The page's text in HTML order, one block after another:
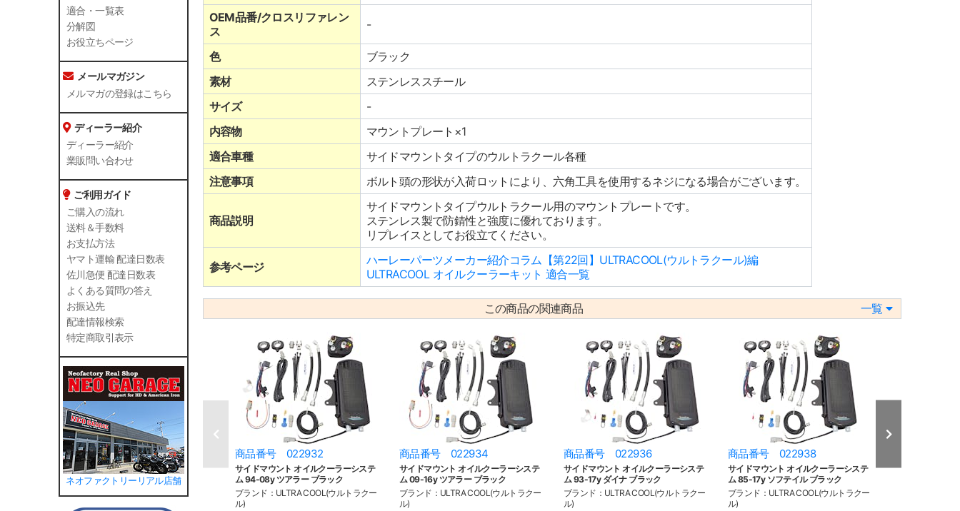
適合・一覧表
分解図
お役立ちページ
メールマガジン
メルマガの登録はこちら
ディーラー紹介
ディーラー紹介
業販問い合わせ
ご利用ガイド
ご購入の流れ
送料＆手数料
お支払方法
ヤマト運輸 配達日数表
佐川急便 配達日数表
よくある質問の答え
お振込先
配達情報検索
特定商取引表示
ネオファクトリーリアル店舗
OEM品番/クロスリファレン
ス
-
色
ブラック
素材
ステンレススチール
サイズ
-
内容物
マウントプレート×1
適合車種
サイドマウントタイプのウルトラクール各種
注意事項
ボルト頭の形状が入荷ロットにより、六角工具を使用するネジになる場合がございます。
商品説明
サイドマウントタイプウルトラクール用のマウントプレートです。
ステンレス製で防錆性と強度に優れております。
リプレイスとしてお役立てください。
参考ページ
ハーレーパーツメーカー紹介コラム【第22回】ULTRACOOL(ウルトラクール)編
ULTRACOOL オイルクーラーキット 適合一覧
この商品の関連商品 一覧
商品番号 022932
サイドマウント オイルクーラーシステ
ム 94-08y ツアラー ブラック
ブランド：ULTRA COOL(ウルトラクー
ル)
商品番号 022934
サイドマウント オイルクーラーシステ
ム 09-16y ツアラー ブラック
ブランド：ULTRA COOL(ウルトラクー
ル)
商品番号 022936
サイドマウント オイルクーラーシステ
ム 93-17y ダイナ ブラック
ブランド：ULTRA COOL(ウルトラクー
ル)
商品番号 022938
サイドマウント オイルクーラーシステ
ム 85-17y ソフテイル ブラック
ブランド：ULTRA COOL(ウルトラクー
ル)
サイドマウント